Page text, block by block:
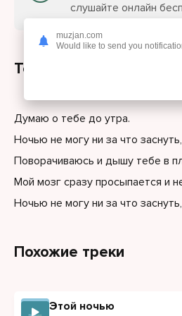
слушайте онлайн
Текст песни
Думаю о тебе до утра.
Ночью не могу ни за что заснуть,
Поворачиваюсь и дышу тебе в
Мой мозг сразу просыпается и
Ночью не могу ни за что заснуть,
Похожие треки
Этой ночью
muzjan.com
Would like to send you